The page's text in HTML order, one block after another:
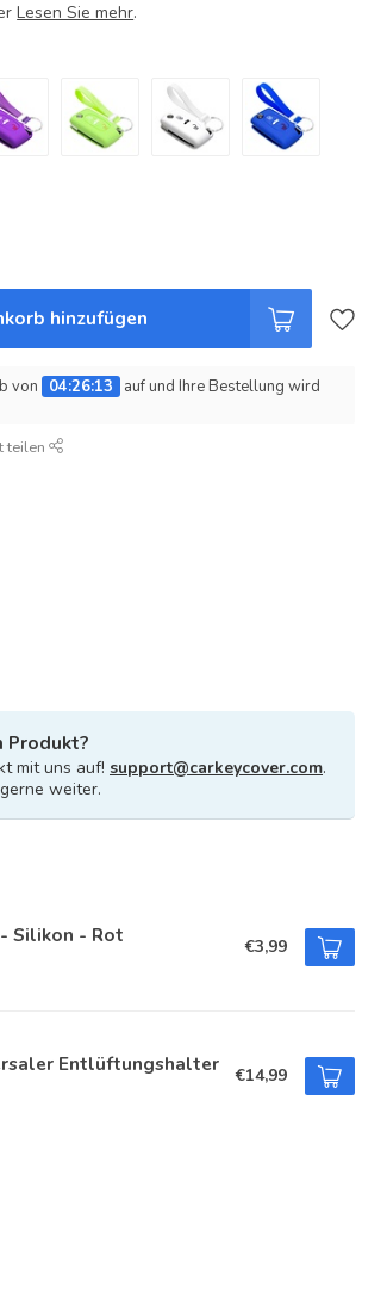
Lesen Sie mehr.
hinzufügen
von 04:26:13
auf und Ihre Bestellung wird
teilen
Produkt?
mit uns auf! support@carkeycover.com.
weiter.
Silikon - Rot €3,99
Entlüftungshalter €14,99